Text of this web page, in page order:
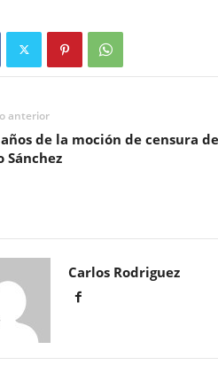
anterior
de la moción de censura de
Sánchez
Carlos Rodriguez